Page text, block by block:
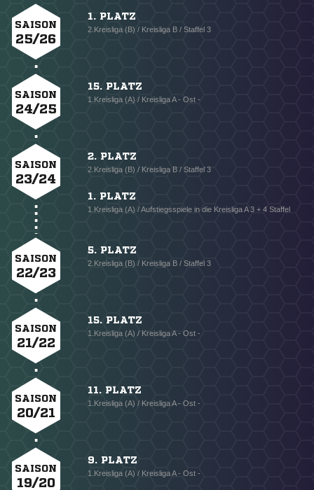
SAISON
25/26
1. PLATZ
2.Kreisliga (B) / Kreisliga B / Staffel 3
SAISON
24/25
15. PLATZ
1.Kreisliga (A) / Kreisliga A - Ost -
SAISON
23/24
2. PLATZ
2.Kreisliga (B) / Kreisliga B / Staffel 3
1. PLATZ
1.Kreisliga (A) / Aufstiegsspiele in die Kreisliga A 3 + 4 Staffel
SAISON
22/23
5. PLATZ
2.Kreisliga (B) / Kreisliga B / Staffel 3
SAISON
21/22
15. PLATZ
1.Kreisliga (A) / Kreisliga A - Ost -
SAISON
20/21
11. PLATZ
1.Kreisliga (A) / Kreisliga A - Ost -
SAISON
19/20
9. PLATZ
1.Kreisliga (A) / Kreisliga A - Ost -